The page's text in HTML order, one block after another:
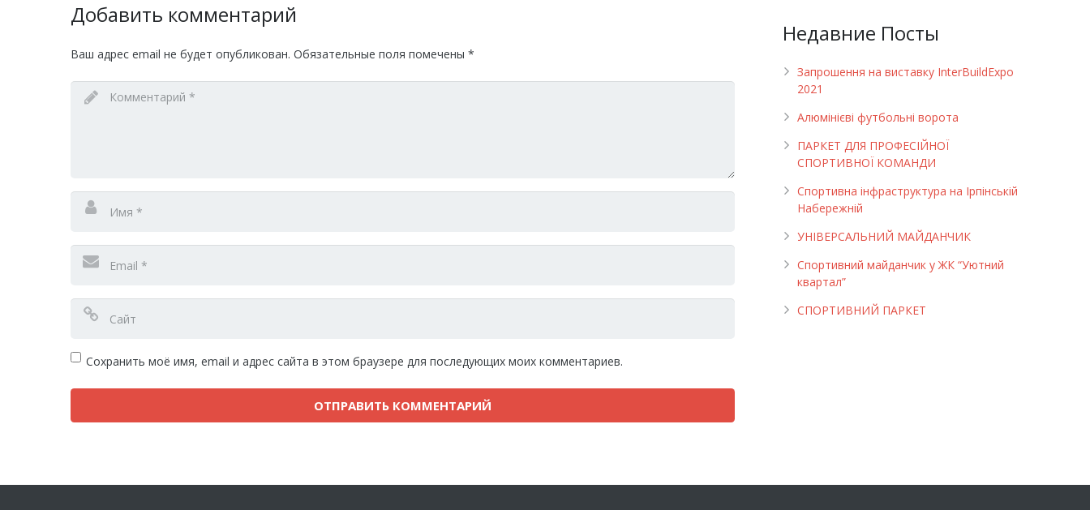
Добавить комментарий
Ваш адрес email не будет опубликован. Обязательные поля помечены *
Сохранить моё имя, email и адрес сайта в этом браузере для последующих моих комментариев.
Недавние Посты
Запрошення на виставку InterBuildExpo
2021
Алюмінієві футбольні ворота
ПАРКЕТ ДЛЯ ПРОФЕСІЙНОЇ
СПОРТИВНОЇ КОМАНДИ
Спортивна інфраструктура на Ірпінській
Набережній
УНІВЕРСАЛЬНИЙ МАЙДАНЧИК
Cпортивний майданчик у ЖК “Уютний
квартал”
СПОРТИВНИЙ ПАРКЕТ